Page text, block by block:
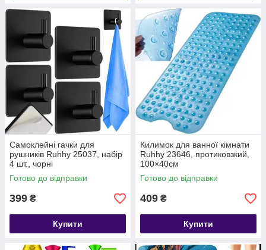
Самоклейні гачки для
рушників Ruhhy 25037, набір
4 шт., чорні
Готово до відправки
399 ₴
Купити
Килимок для ванної кімнати
Ruhhy 23646, протиковзкий,
100×40см
Готово до відправки
409 ₴
Купити